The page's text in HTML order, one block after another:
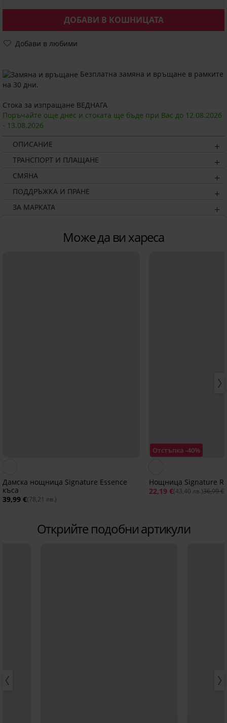
ДОБАВИ В КОШНИЦАТА
Добави в любими
Безплатна замяна и връщане в рамките
на 30 дни.
Стока за изпращане ВЕДНАГА
Поръчайте още днес и стоката ще бъде при Вас до 12.08.2026
- 13.08.2026
ОПИСАНИЕ
ТРАНСПОРТ И ПЛАЩАНЕ
СМЯНА
ПОДДРЪЖКА И ПРАНЕ
ЗА МАРКАТА
Може да ви хареса
Дамска нощница Signature Essence
къса
39,99 €(78,21 лв.)
Отстъпка -40%
Нощница Signature
22,19 €(43,40 лв.)36,99 €
Открийте подобни артикули